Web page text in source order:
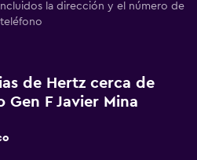
la dirección y el número de
teléfono
de Hertz cerca de
F Javier Mina